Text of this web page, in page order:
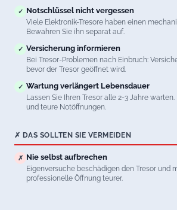
✓ Notschlüssel nicht vergessen
Viele Elektronik-Tresore haben einen
Bewahren Sie ihn separat auf.
✓ Versicherung informieren
Bei Tresor-Problemen nach Einbruch:
bevor der Tresor geöffnet wird.
✓ Wartung verlängert Lebensdauer
Lassen Sie Ihren Tresor alle 2-3 Jahre
und teure Notöffnungen.
✗ DAS SOLLTEN SIE VERMEIDEN
✗ Nie selbst aufbrechen
Eigenversuche beschädigen den Tresor und
professionelle Öffnung teurer.